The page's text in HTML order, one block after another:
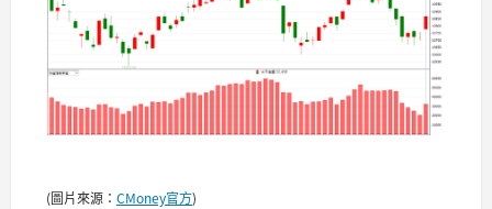
(圖片來源： CMoney官方)